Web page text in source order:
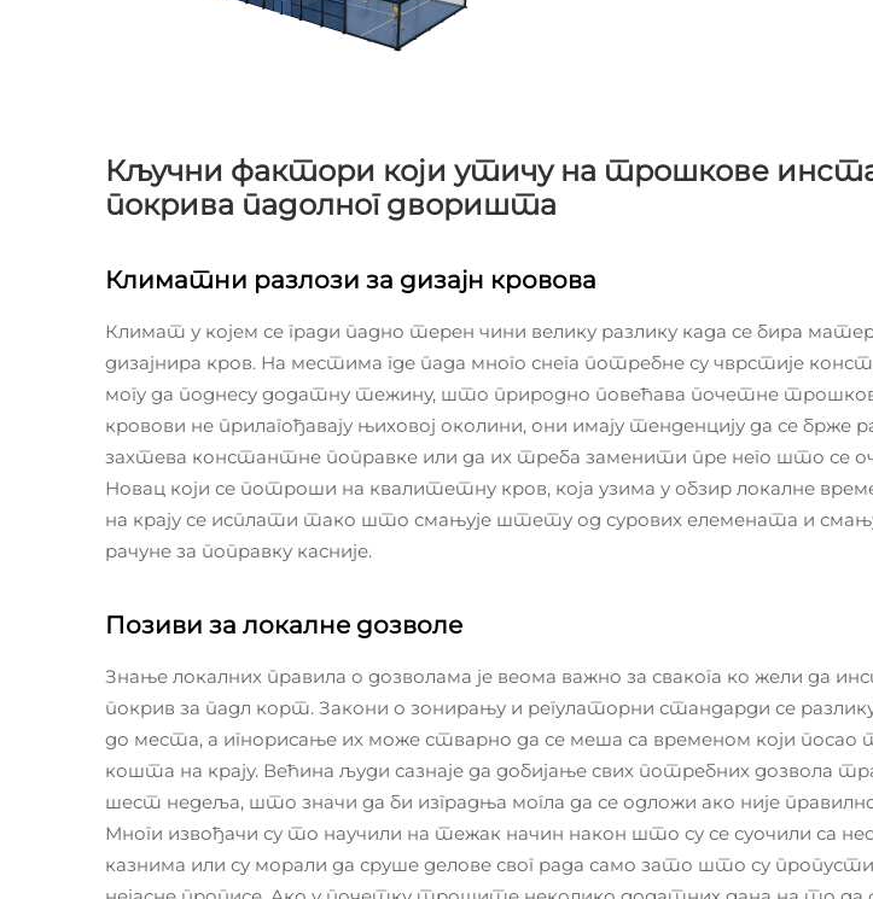
Кључни фактори који утичу на трошкове
покрива падолног дворишта
Климатни разлози за дизајн кровова
Климат у којем се гради падно терен чини велику разлику када се бира
дизајнира кров. На местима где пада много снега потребне су чврстије
могу да поднесу додатну тежину, што природно повећава почетне
кровови не прилагођавају њиховој околини, они имају тенденцију да се брже
захтева константне поправке или да их треба заменити пре него што се
Новац који се потроши на квалитетну кров, која узима у обзир локалне
на крају се исплати тако што смањује штету од сурових елемената и
рачуне за поправку касније.
Позиви за локалне дозволе
Знање локалних правила о дозволама је веома важно за свакога ко жели да
покрив за падл корт. Закони о зонирању и регулаторни стандарди се
до места, а игнорисање их може стварно да се меша са временом који посао
кошта на крају. Већина људи сазнаје да добијање свих потребних дозвола
шест недеља, што значи да би изградња могла да се одложи ако није
Многи извођачи су то научили на тежак начин након што су се суочили са
казнима или су морали да сруше делове свог рада само зато што су